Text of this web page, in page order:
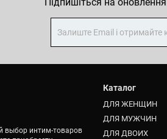
выбор интим-товаров
Каталог
ДЛЯ ЖЕНЩИН
ДЛЯ МУЖЧИН
ДЛЯ ДВОИХ